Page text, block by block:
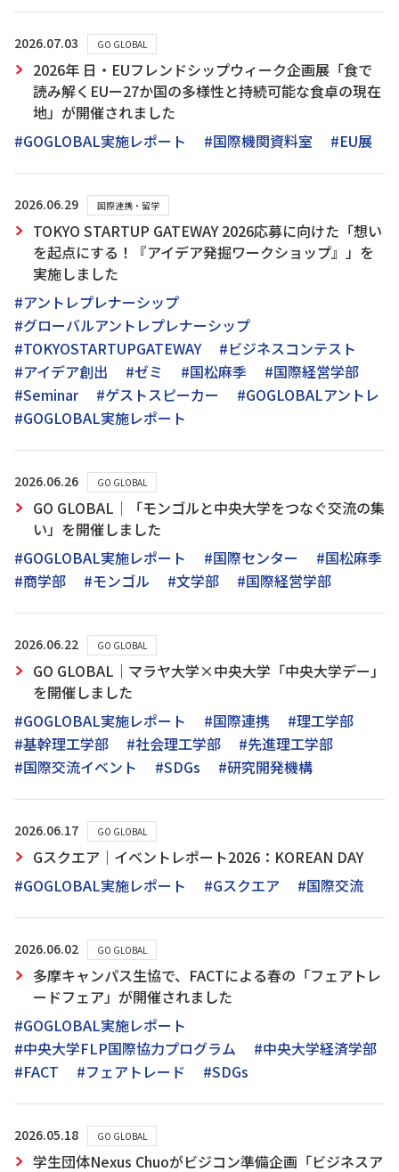
2026.07.03 GO GLOBAL
2026年 日・EUフレンドシップウィーク企画展「食で
読み解くEUー27か国の多様性と持続可能な食卓の現在
地」が開催されました
#GOGLOBAL実施レポート
#国際機関資料室 #EU展
2026.06.29 国際連携・留学
TOKYO STARTUP GATEWAY 2026応募に向けた「想い
を起点にする！『アイデア発掘ワークショップ』」を
実施しました
#アントレプレナーシップ
#グローバルアントレプレナーシップ
#TOKYOSTARTUPGATEWAY
#ビジネスコンテスト
#アイデア創出
#ゼミ #国松麻季
#国際経営学部
#Seminar
#ゲストスピーカー
#GOGLOBALアントレ
#GOGLOBAL実施レポート
2026.06.26 GO GLOBAL
GO GLOBAL│「モンゴルと中央大学をつなぐ交流の集
い」を開催しました
#GOGLOBAL実施レポート
#国際センター
#国松麻季
#商学部
#モンゴル #文学部 #国際経営学部
2026.06.22 GO GLOBAL
GO GLOBAL｜マラヤ大学×中央大学「中央大学デー」
を開催しました
#GOGLOBAL実施レポート
#国際連携
#理工学部
#基幹理工学部
#社会理工学部
#先進理工学部
#国際交流イベント
#SDGs #研究開発機構
2026.06.17 GO GLOBAL
Gスクエア｜イベントレポート2026：KOREAN DAY
#GOGLOBAL実施レポート
#Gスクエア #国際交流
2026.06.02 GO GLOBAL
多摩キャンパス生協で、FACTによる春の「フェアトレ
ードフェア」が開催されました
#GOGLOBAL実施レポート
#中央大学FLP国際協力プログラム
#中央大学経済学部
#FACT
#フェアトレード #SDGs
2026.05.18 GO GLOBAL
学生団体Nexus Chuoがビジコン準備企画「ビジネスア